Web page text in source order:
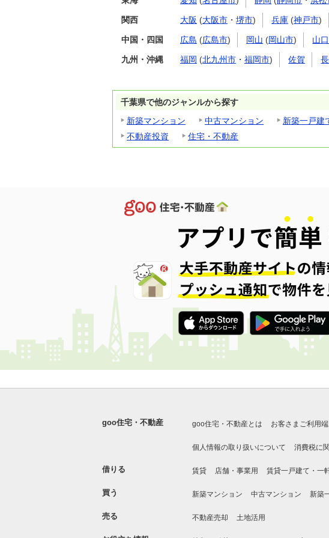
関西 大阪 (大阪市 ・ 堺市) 兵庫 (神戸市)
中国・四国 広島 (広島市) 岡山 (岡山市) 山口
九州・沖縄 福岡 (北九州市 ・ 福岡市) 佐賀
千葉県で他のジャンルから探す
新築マンション
中古マンション 新築一戸建
不動産投資
住宅・不動産
goo住宅・不動産 goo住宅・不動産とは お客さまご利用
個人情報の取り扱いについて 消費税に
借りる 賃貸 店舗・事業用 賃貸一戸建て・一
買う 新築マンション 中古マンション 新築
売る 不動産売却 土地活用